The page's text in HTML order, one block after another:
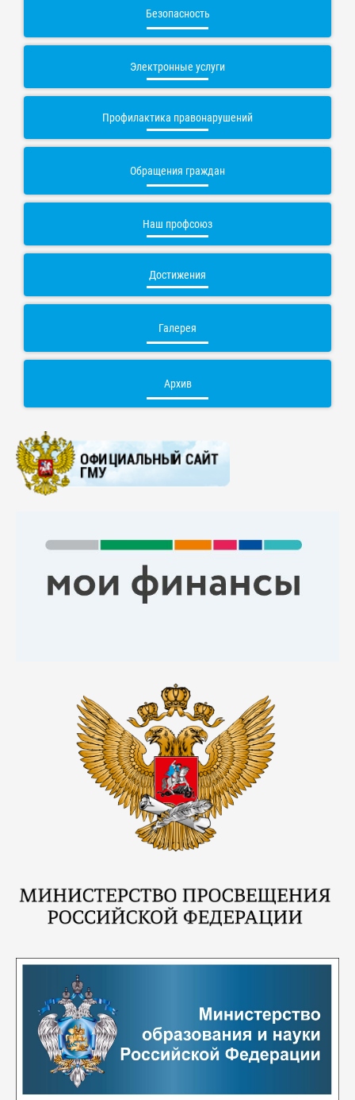
Безопасность
Электронные услуги
Профилактика правонарушений
Обращения граждан
Наш профсоюз
Достижения
Галерея
Архив